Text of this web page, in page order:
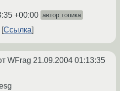
+00:00 автор топика
Ссылка
WFrag 21.09.2004 01:13:35